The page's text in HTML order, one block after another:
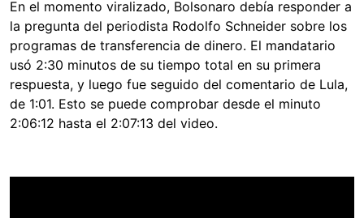
En el momento viralizado, Bolsonaro debía responder a
la pregunta del periodista Rodolfo Schneider sobre los
programas de transferencia de dinero. El mandatario
usó 2:30 minutos de su tiempo total en su primera
respuesta, y luego fue seguido del comentario de Lula,
de 1:01. Esto se puede comprobar desde el minuto
2:06:12 hasta el 2:07:13 del video.